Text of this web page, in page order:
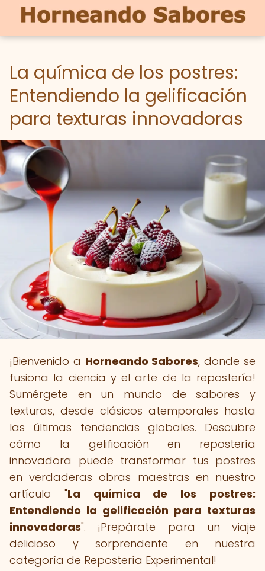
La química de los postres:
Entendiendo la gelificación
para texturas innovadoras
¡Bienvenido a Horneando Sabores, donde se
fusiona la ciencia y el arte de la repostería!
Sumérgete en un mundo de sabores y
texturas, desde clásicos atemporales hasta
las últimas tendencias globales. Descubre
cómo la gelificación en repostería
innovadora puede transformar tus postres
en verdaderas obras maestras en nuestro
artículo "La química de los postres:
Entendiendo la gelificación para texturas
innovadoras". ¡Prepárate para un viaje
delicioso y sorprendente en nuestra
categoría de Repostería Experimental!